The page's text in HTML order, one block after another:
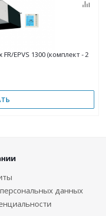
EPVS 1300 (комплект - 2
данных